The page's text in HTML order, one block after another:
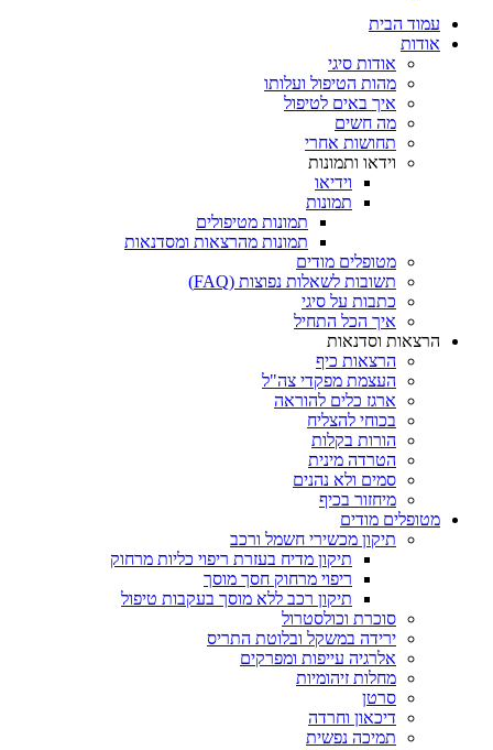
עמוד הבית
אודות
אודות סיגי
מהות הטיפול ועלותו
איך באים לטיפול
מה חשים
תחושות אחרי
וידאו ותמונות
וידיאו
תמונות
תמונות מטיפולים
תמונות מהרצאות ומסדנאות
מטופלים מודים
תשובות לשאלות נפוצות (FAQ)
כתבות על סיגי
איך הכל התחיל
הרצאות וסדנאות
הרצאות כיף
העצמת מפקדי צה"ל
ארגז כלים להוראה
בכוחי להצליח
הורות בקלות
הטרדה מינית
סמים ולא נהנים
מיחזור בכיף
מטופלים מודים
תיקון מכשירי חשמל ורכב
תיקון מדיח בעזרת ריפוי כליות מרחוק
ריפוי מרחוק חסך מוסך
תיקון רכב ללא מוסך בעקבות טיפול
סוכרת וכולסטרול
ירידה במשקל ובלוטת התריס
אלרגיה עייפות ומפרקים
מחלות זיהומיות
סרטן
דיכאון וחרדה
תמיכה נפשית